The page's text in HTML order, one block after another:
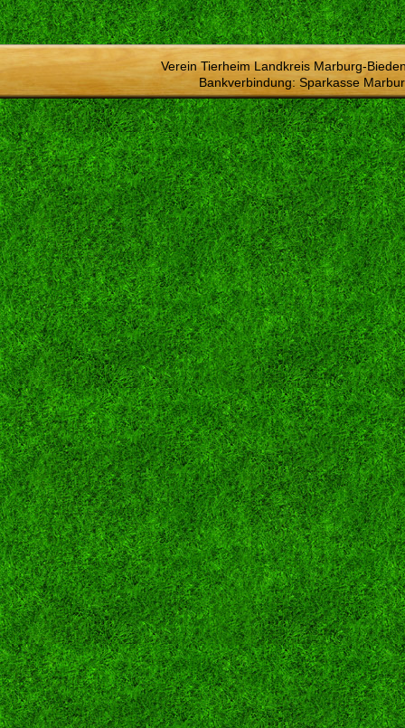
Verein Tierheim Landkreis Marburg-
Bankverbindung: Sparkasse